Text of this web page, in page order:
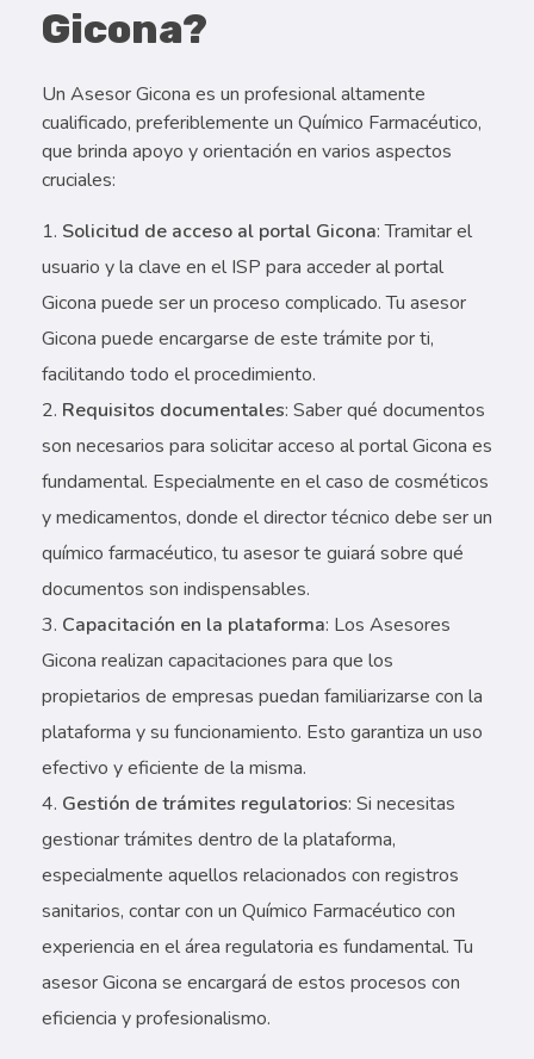
Gicona?
Un Asesor Gicona es un profesional altamente
cualificado, preferiblemente un Químico Farmacéutico,
que brinda apoyo y orientación en varios aspectos
cruciales:
Solicitud de acceso al portal Gicona: Tramitar el
usuario y la clave en el ISP para acceder al portal
Gicona puede ser un proceso complicado. Tu asesor
Gicona puede encargarse de este trámite por ti,
facilitando todo el procedimiento.
Requisitos documentales: Saber qué documentos
son necesarios para solicitar acceso al portal Gicona es
fundamental. Especialmente en el caso de cosméticos
y medicamentos, donde el director técnico debe ser un
químico farmacéutico, tu asesor te guiará sobre qué
documentos son indispensables.
Capacitación en la plataforma: Los Asesores
Gicona realizan capacitaciones para que los
propietarios de empresas puedan familiarizarse con la
plataforma y su funcionamiento. Esto garantiza un uso
efectivo y eficiente de la misma.
Gestión de trámites regulatorios: Si necesitas
gestionar trámites dentro de la plataforma,
especialmente aquellos relacionados con registros
sanitarios, contar con un Químico Farmacéutico con
experiencia en el área regulatoria es fundamental. Tu
asesor Gicona se encargará de estos procesos con
eficiencia y profesionalismo.